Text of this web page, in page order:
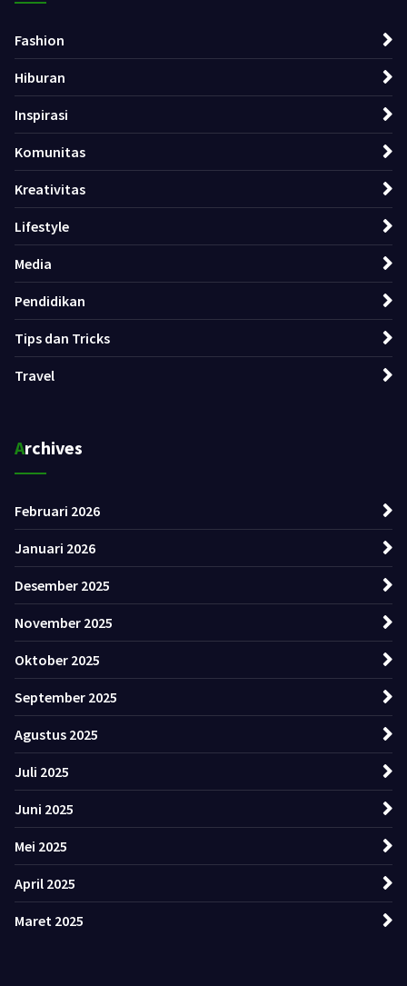
Fashion
Hiburan
Inspirasi
Komunitas
Kreativitas
Lifestyle
Media
Pendidikan
Tips dan Tricks
Travel
Archives
Februari 2026
Januari 2026
Desember 2025
November 2025
Oktober 2025
September 2025
Agustus 2025
Juli 2025
Juni 2025
Mei 2025
April 2025
Maret 2025